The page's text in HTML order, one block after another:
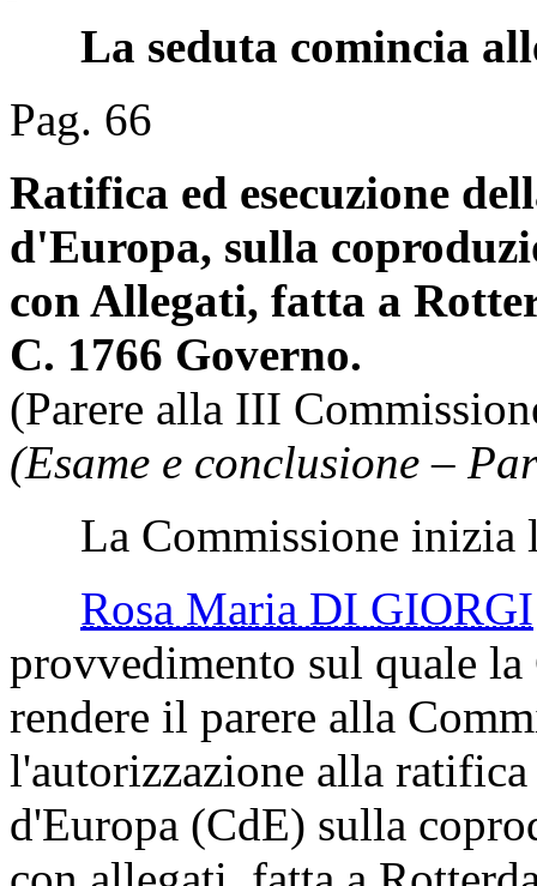
La seduta comincia
Pag. 66
Ratifica ed esecuzione
d'Europa, sulla
con Allegati, fatta a
C. 1766 Governo.
(Parere alla III
(Esame e conclusione –
La Commissione inizia
Rosa Maria DI GIORGI
provvedimento sul quale la
rendere il parere alla
l'autorizzazione alla
d'Europa (CdE) sulla